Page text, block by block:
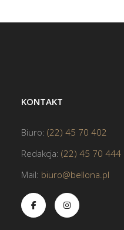
KONTAKT
Biuro: (22) 45 70 402
Redakcja: (22) 45 70 444
Mail: biuro@bellona.pl